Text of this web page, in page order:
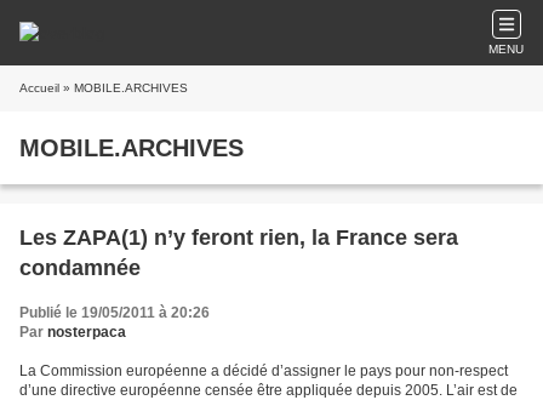
MENU
Accueil » MOBILE.ARCHIVES
MOBILE.ARCHIVES
Les ZAPA(1) n’y feront rien, la France sera
condamnée
Publié le 19/05/2011 à 20:26
Par nosterpaca
La Commission européenne a décidé d’assigner le pays pour non-respect
d’une directive européenne censée être appliquée depuis 2005. L’air est de